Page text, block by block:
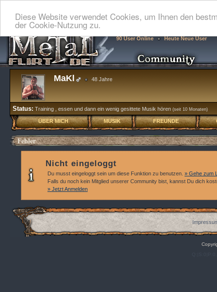
Diese Website verwendet Cookies, um Ihnen den
der Cookie-Nutzung zu.
90 User Online Heute Neue User
MaKl 48 Jahre
Status: Training , essen und dann ein wenig gesittete Musik hören (seit 10 Monaten)
ÜBER MICH MUSIK FREUNDE
Fehler
Nicht eingeloggt
Du musst eingeloggt sein um diese Funktion zu benutzen. » Gehe zum
Falls du noch kein Mitglied unserer Community bist, kannst Du dich
» Jetzt Anmelden